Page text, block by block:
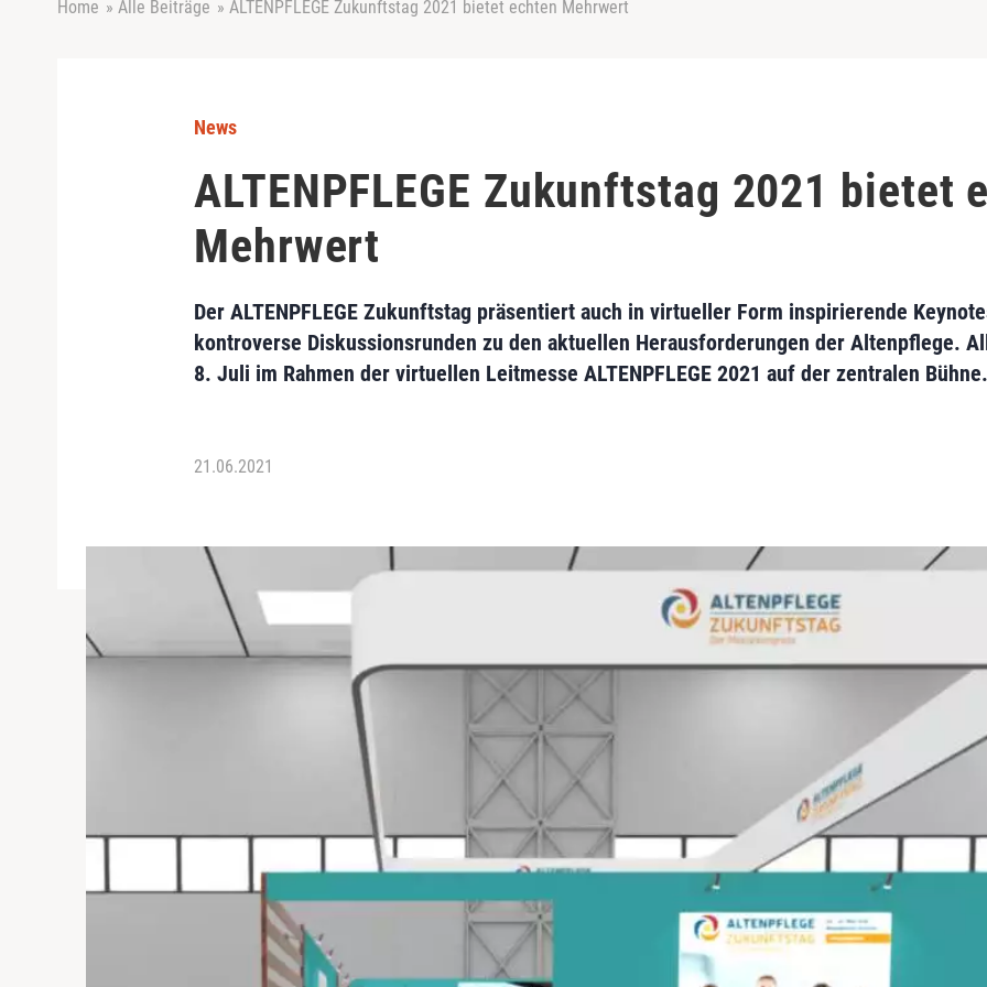
Home » Alle Beiträge » ALTENPFLEGE Zukunftstag 2021 bietet echten Mehrwert
News
ALTENPFLEGE Zukunftstag 2021 bietet
Mehrwert
Der ALTENPFLEGE Zukunftstag präsentiert auch in virtueller Form inspirierende
kontroverse Diskussionsrunden zu den aktuellen Herausforderungen der Altenpflege.
8. Juli im Rahmen der virtuellen Leitmesse ALTENPFLEGE 2021 auf der zentralen Bühne.
21.06.2021